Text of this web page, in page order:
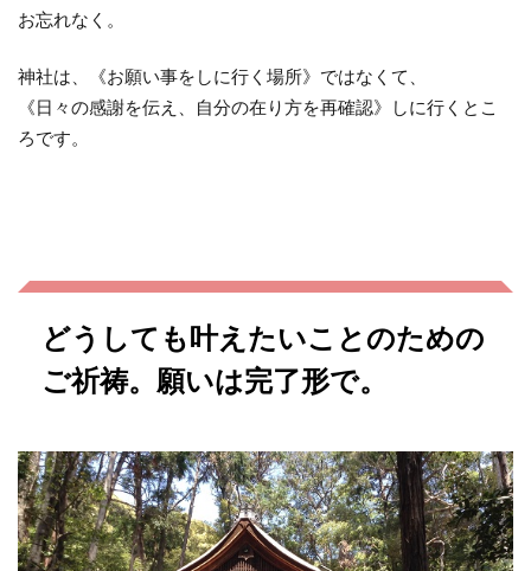
お忘れなく。
神社は、《お願い事をしに行く場所》ではなくて、
《日々の感謝を伝え、自分の在り方を再確認》しに行くとこ
ろです。
どうしても叶えたいことのための
ご祈祷。願いは完了形で。